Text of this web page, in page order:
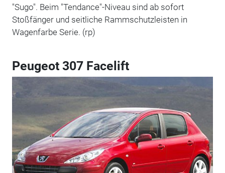
"Sugo". Beim "Tendance"-Niveau sind ab sofort
Stoßfänger und seitliche Rammschutzleisten in
Wagenfarbe Serie. (rp)
Peugeot 307 Facelift